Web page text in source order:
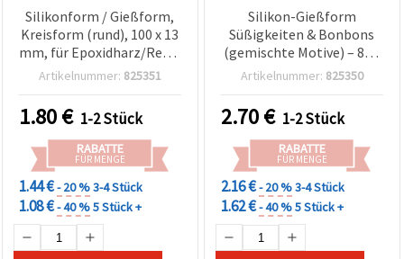
Silikonform / Gießform,
Kreisform (rund), 100 x 13
mm, für Epoxidharz/Resin
& Basteln
Artikelnummer: 825351
1.80€ 1-2 Stück
RABATTE
FÜR MENGE
1.44 €- 20 %3-4 Stück
1.08 €- 40 %5 Stück +
Silikon-Gießform
Süßigkeiten & Bonbons
(gemischte Motive) – 87 x
64 x 10 mm, flexibel,
Epoxid-/UV-Harz,
Polymer Clay/Fimo, Seife
& Wachs, DIY Basteln
Artikelnummer: 825350
2.70€ 1-2 Stück
RABATTE
FÜR MENGE
2.16 €- 20 %3-4 Stück
1.62 €- 40 %5 Stück +